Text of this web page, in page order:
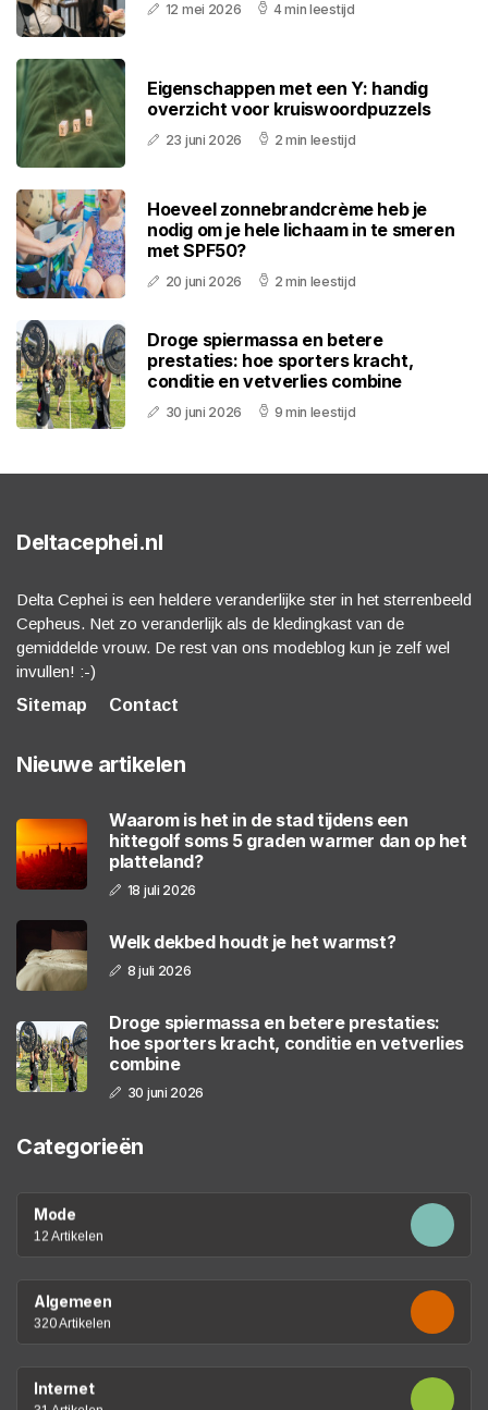
12 mei 2026 4 min leestijd
Eigenschappen met een Y: handig
overzicht voor kruiswoordpuzzels
23 juni 2026 2 min leestijd
Hoeveel zonnebrandcrème heb je
nodig om je hele lichaam in te smeren
met SPF50?
20 juni 2026 2 min leestijd
Droge spiermassa en betere
prestaties: hoe sporters kracht,
conditie en vetverlies combine
30 juni 2026 9 min leestijd
Deltacephei.nl
Delta Cephei is een heldere veranderlijke ster in het sterrenbeeld
Cepheus. Net zo veranderlijk als de kledingkast van de
gemiddelde vrouw. De rest van ons modeblog kun je zelf wel
invullen! :-)
Sitemap
Contact
Nieuwe artikelen
Waarom is het in de stad tijdens een
hittegolf soms 5 graden warmer dan op het
platteland?
18 juli 2026
Welk dekbed houdt je het warmst?
8 juli 2026
Droge spiermassa en betere prestaties:
hoe sporters kracht, conditie en vetverlies
combine
30 juni 2026
Categorieën
Mode
12 Artikelen
Algemeen
320 Artikelen
Internet